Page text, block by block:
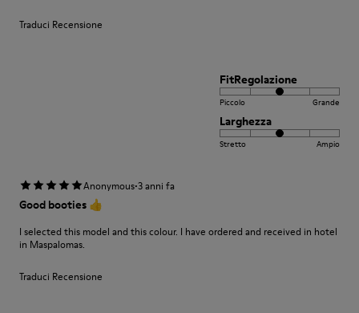
Traduci Recensione
FitRegolazione
Piccolo Grande
Larghezza
Stretto Ampio
Anonymous·3 anni fa
Good booties 👍
I selected this model and this colour. I have ordered and received in hotel
in Maspalomas.
Traduci Recensione